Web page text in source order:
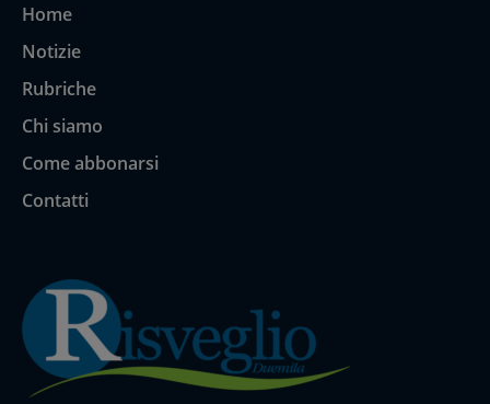
Home
Notizie
Rubriche
Chi siamo
Come abbonarsi
Contatti